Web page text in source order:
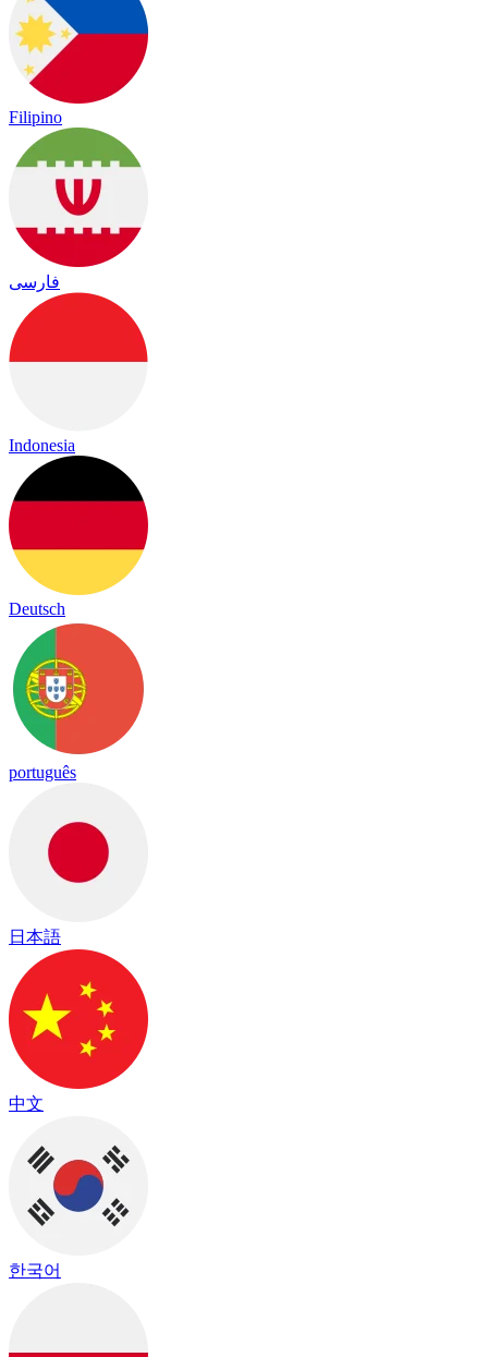
Filipino
فارسی
Indonesia
Deutsch
português
日本語
中文
한국어